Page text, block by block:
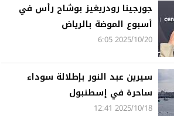
جورجينا رودريغيز بوشاح رأس في
أسبوع الموضة بالرياض
2025/10/20 6:05
سيرين عبد النور بإطلالة سوداء
ساحرة في إسطنبول
2025/10/18 12:41